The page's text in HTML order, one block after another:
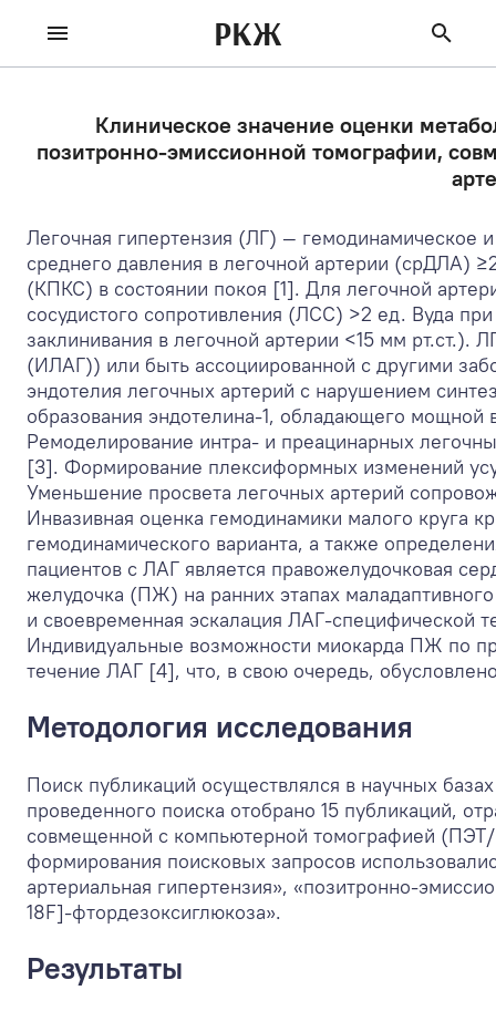
РКЖ
Клиническое значение оценки
позитронно-­эмиссионной томографии,
Легочная гипертензия (ЛГ) — гемодинамическое
среднего давления в легочной артерии (срДЛА)
(КПКС) в состоянии покоя [1]. Для легочной
сосудистого сопротивления (ЛСС) >2 ед. Вуда
заклинивания в легочной артерии <15 мм рт.ст.).
(ИЛАГ)) или быть ассоциированной с другими
эндотелия легочных артерий с нарушением
образования эндотелина-1, обладающего мощной
Ремоделирование интра- и преацинарных
[3]. Формирование плексиформных изменений
Уменьшение просвета легочных артерий
Инвазивная оценка гемодинамики малого круга
гемодинамического варианта, а также
пациентов с ЛАГ является правожелудочковая
желудочка (ПЖ) на ранних этапах
и своевременная эскалация ЛАГ-специфической
Индивидуальные возможности миокарда ПЖ по
течение ЛАГ [4], что, в свою очередь,
Методология исследования
Поиск публикаций осуществлялся в научных
проведенного поиска отобрано 15 публикаций,
совмещенной с компьютерной томографией
формирования поисковых запросов
артериальная гипертензия», «позитронно-
18F]-фтордезоксиглюкоза».
Результаты